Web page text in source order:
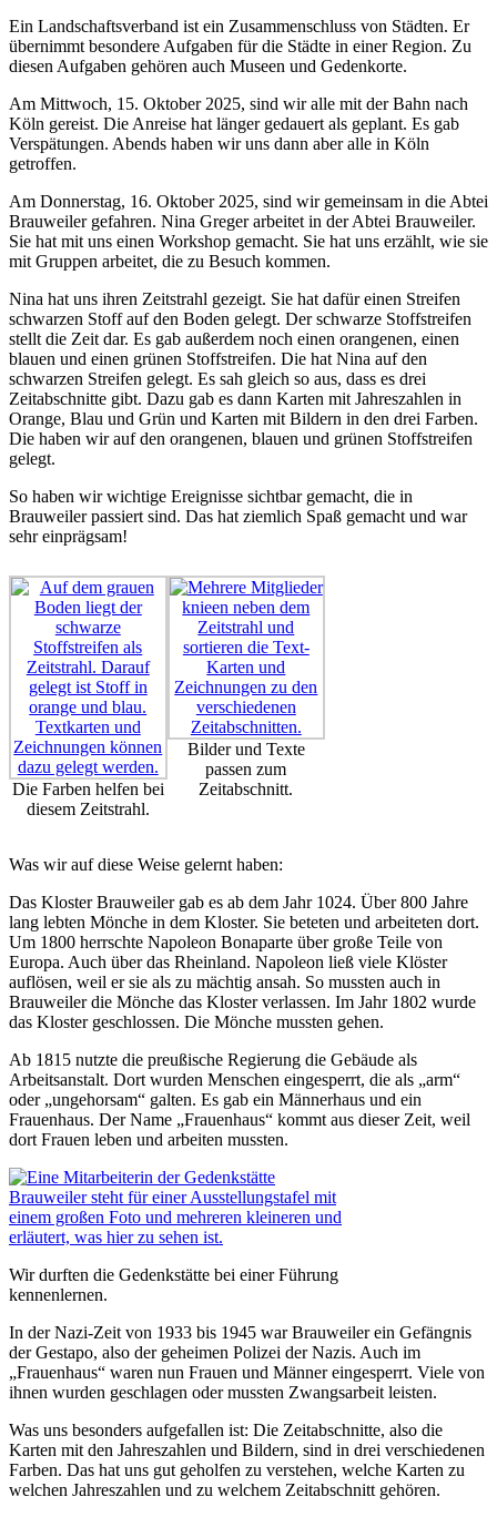
Ein Landschaftsverband ist ein Zusammenschluss von Städten. Er
übernimmt besondere Aufgaben für die Städte in einer Region. Zu
diesen Aufgaben gehören auch Museen und Gedenkorte.
Am Mittwoch, 15. Oktober 2025, sind wir alle mit der Bahn nach
Köln gereist. Die Anreise hat länger gedauert als geplant. Es gab
Verspätungen. Abends haben wir uns dann aber alle in Köln
getroffen.
Am Donnerstag, 16. Oktober 2025, sind wir gemeinsam in die Abtei
Brauweiler gefahren. Nina Greger arbeitet in der Abtei Brauweiler.
Sie hat mit uns einen Workshop gemacht. Sie hat uns erzählt, wie sie
mit Gruppen arbeitet, die zu Besuch kommen.
Nina hat uns ihren Zeitstrahl gezeigt. Sie hat dafür einen Streifen
schwarzen Stoff auf den Boden gelegt. Der schwarze Stoffstreifen
stellt die Zeit dar. Es gab außerdem noch einen orangenen, einen
blauen und einen grünen Stoffstreifen. Die hat Nina auf den
schwarzen Streifen gelegt. Es sah gleich so aus, dass es drei
Zeitabschnitte gibt. Dazu gab es dann Karten mit Jahreszahlen in
Orange, Blau und Grün und Karten mit Bildern in den drei Farben.
Die haben wir auf den orangenen, blauen und grünen Stoffstreifen
gelegt.
So haben wir wichtige Ereignisse sichtbar gemacht, die in
Brauweiler passiert sind. Das hat ziemlich Spaß gemacht und war
sehr einprägsam!
Die Farben helfen bei
diesem Zeitstrahl.
Bilder und Texte
passen zum
Zeitabschnitt.
Was wir auf diese Weise gelernt haben:
Das Kloster Brauweiler gab es ab dem Jahr 1024. Über 800 Jahre
lang lebten Mönche in dem Kloster. Sie beteten und arbeiteten dort.
Um 1800 herrschte Napoleon Bonaparte über große Teile von
Europa. Auch über das Rheinland. Napoleon ließ viele Klöster
auflösen, weil er sie als zu mächtig ansah. So mussten auch in
Brauweiler die Mönche das Kloster verlassen. Im Jahr 1802 wurde
das Kloster geschlossen. Die Mönche mussten gehen.
Ab 1815 nutzte die preußische Regierung die Gebäude als
Arbeitsanstalt. Dort wurden Menschen eingesperrt, die als „arm“
oder „ungehorsam“ galten. Es gab ein Männerhaus und ein
Frauenhaus. Der Name „Frauenhaus“ kommt aus dieser Zeit, weil
dort Frauen leben und arbeiten mussten.
Wir durften die Gedenkstätte bei einer Führung
kennenlernen.
In der Nazi-Zeit von 1933 bis 1945 war Brauweiler ein Gefängnis
der Gestapo, also der geheimen Polizei der Nazis. Auch im
„Frauenhaus“ waren nun Frauen und Männer eingesperrt. Viele von
ihnen wurden geschlagen oder mussten Zwangsarbeit leisten.
Was uns besonders aufgefallen ist: Die Zeitabschnitte, also die
Karten mit den Jahreszahlen und Bildern, sind in drei verschiedenen
Farben. Das hat uns gut geholfen zu verstehen, welche Karten zu
welchen Jahreszahlen und zu welchem Zeitabschnitt gehören.